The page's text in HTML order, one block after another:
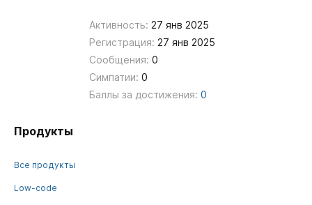
Активность: 27 янв 2025
Регистрация: 27 янв 2025
Сообщения: 0
Симпатии: 0
Баллы за достижения: 0
Продукты
Все продукты
Low-code